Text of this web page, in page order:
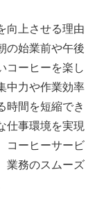
向上させる理由
の始業前や午後
コーヒーを楽し
中力や作業効率
時間を短縮でき
仕事環境を実現
コーヒーサービ
業務のスムーズ